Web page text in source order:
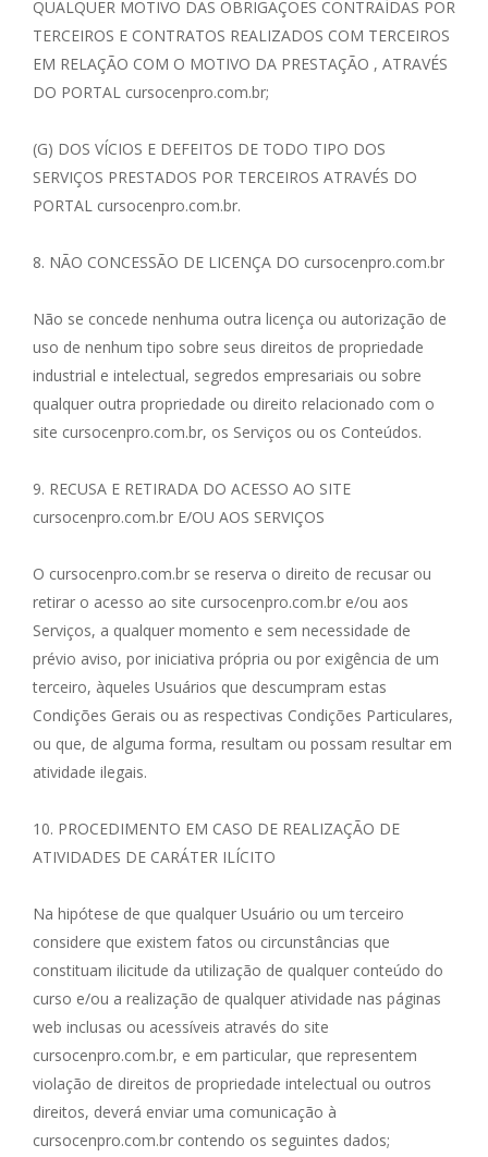
QUALQUER MOTIVO DAS OBRIGAÇÕES CONTRAÍDAS POR
TERCEIROS E CONTRATOS REALIZADOS COM TERCEIROS
EM RELAÇÃO COM O MOTIVO DA PRESTAÇÃO , ATRAVÉS
DO PORTAL cursocenpro.com.br;
(G) DOS VÍCIOS E DEFEITOS DE TODO TIPO DOS
SERVIÇOS PRESTADOS POR TERCEIROS ATRAVÉS DO
PORTAL cursocenpro.com.br.
8. NÃO CONCESSÃO DE LICENÇA DO cursocenpro.com.br
Não se concede nenhuma outra licença ou autorização de
uso de nenhum tipo sobre seus direitos de propriedade
industrial e intelectual, segredos empresariais ou sobre
qualquer outra propriedade ou direito relacionado com o
site cursocenpro.com.br, os Serviços ou os Conteúdos.
9. RECUSA E RETIRADA DO ACESSO AO SITE
cursocenpro.com.br E/OU AOS SERVIÇOS
O cursocenpro.com.br se reserva o direito de recusar ou
retirar o acesso ao site cursocenpro.com.br e/ou aos
Serviços, a qualquer momento e sem necessidade de
prévio aviso, por iniciativa própria ou por exigência de um
terceiro, àqueles Usuários que descumpram estas
Condições Gerais ou as respectivas Condições Particulares,
ou que, de alguma forma, resultam ou possam resultar em
atividade ilegais.
10. PROCEDIMENTO EM CASO DE REALIZAÇÃO DE
ATIVIDADES DE CARÁTER ILÍCITO
Na hipótese de que qualquer Usuário ou um terceiro
considere que existem fatos ou circunstâncias que
constituam ilicitude da utilização de qualquer conteúdo do
curso e/ou a realização de qualquer atividade nas páginas
web inclusas ou acessíveis através do site
cursocenpro.com.br, e em particular, que representem
violação de direitos de propriedade intelectual ou outros
direitos, deverá enviar uma comunicação à
cursocenpro.com.br contendo os seguintes dados;